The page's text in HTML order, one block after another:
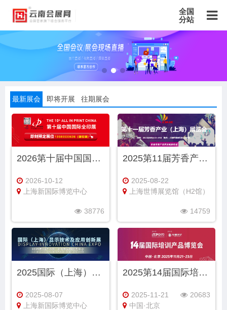
全国
分站
主站
广东站 重庆站 天津站 江苏站
福建站
湖北站
湖南站
吉林站
甘肃站 江西站 陕西站 广西站 海南站
西藏站
新疆站
四川站 内蒙古站 香港站 澳门站 台湾站
最新展会 即将开展 往期展会
2026第十届中国国际全印展
2026-10-12
上海新国际博览中心
38776
2025第11届芳香产业展览会（上海芳香展）
2025-08-22
上海世博展览馆（H2馆）
14759
2025国际（上海）显示技术及应用创新展
2025-08-07
上海新国际博览中心
2025第14届国际培训产品博览会
2025-11-21
中国·北京
20683